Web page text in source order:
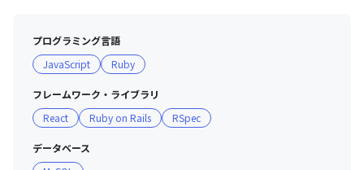
です。JavaやPHPに比べて、Rubyはコードを書く量が少
なく、シンプルできれいなソースコードを書くことができ
ます。
【配属】
開発部 VKインテグレートチームの配属となります。メン
バー構成は、社員6名（20代,30代）とインターン3名（20
プログラミング言語
JavaScript
Ruby
フレームワーク・ライブラリ
React
Ruby on Rails RSpec
データベース